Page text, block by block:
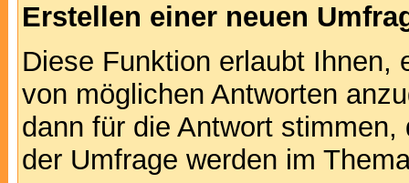
Erstellen einer neuen
Diese Funktion erlaubt Ihnen,
von möglichen Antworten
dann für die Antwort
der Umfrage werden im